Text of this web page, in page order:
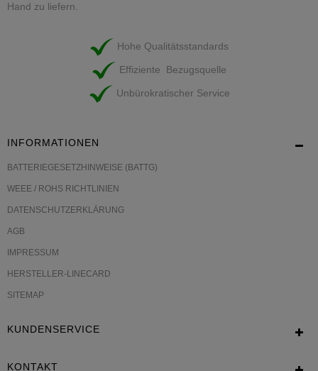
Hand zu liefern.
Hohe Qualitätsstandards
Effiziente Bezugsquelle
Unbürokratischer Service
INFORMATIONEN
BATTERIEGESETZHINWEISE (BATTG)
WEEE / ROHS RICHTLINIEN
DATENSCHUTZERKLÄRUNG
AGB
IMPRESSUM
HERSTELLER-LINECARD
SITEMAP
KUNDENSERVICE
KONTAKT